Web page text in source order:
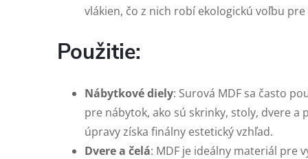
vlákien, čo z nich robí ekologickú voľbu
Použitie:
Nábytkové diely: Surová MDF sa často
pre nábytok, ako sú skrinky, stoly, dvere a
úpravy získa finálny estetický vzhľad.
Dvere a čelá: MDF je ideálny materiál pre